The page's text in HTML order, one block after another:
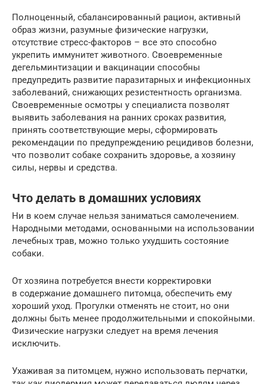
Полноценный, сбалансированный рацион, активный
образ жизни, разумные физические нагрузки,
отсутствие стресс-факторов – все это способно
укрепить иммунитет животного. Своевременные
дегельминтизации и вакцинации способны
предупредить развитие паразитарных и инфекционных
заболеваний, снижающих резистентность организма.
Своевременные осмотры у специалиста позволят
выявить заболевания на ранних сроках развития,
принять соответствующие меры, сформировать
рекомендации по предупреждению рецидивов болезни,
что позволит собаке сохранить здоровье, а хозяину
силы, нервы и средства.
Что делать в домашних условиях
Ни в коем случае нельзя заниматься самолечением.
Народными методами, основанными на использовании
лечебных трав, можно только ухудшить состояние
собаки.
От хозяина потребуется внести корректировки
в содержание домашнего питомца, обеспечить ему
хороший уход. Прогулки отменять не стоит, но они
должны быть менее продолжительными и спокойными.
Физические нагрузки следует на время лечения
исключить.
Ухаживая за питомцем, нужно использовать перчатки,